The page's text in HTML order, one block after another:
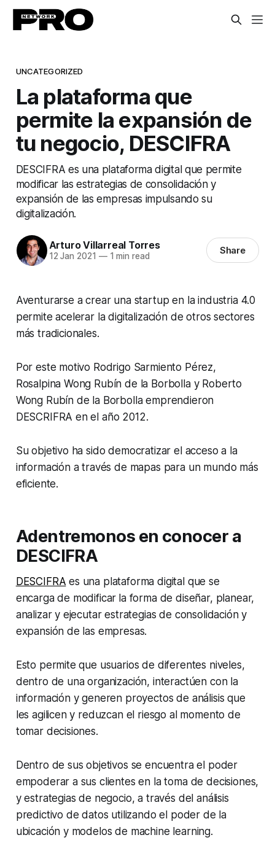
UNCATEGORIZED
La plataforma que
permite la expansión de
tu negocio, DESCIFRA
DESCIFRA es una plataforma digital que permite
modificar las estrategias de consolidación y
expansión de las empresas impulsando su
digitalización.
Arturo Villarreal Torres
12 Jan 2021 —1 min read Share
Aventurarse a crear una startup en la industria 4.0
permite acelerar la digitalización de otros sectores
más tradicionales.
Por este motivo Rodrigo Sarmiento Pérez,
Rosalpina Wong Rubín de la Borbolla y Roberto
Wong Rubín de la Borbolla emprendieron
DESCRIFRA en el año 2012.
Su objetivo ha sido democratizar el acceso a la
información a través de mapas para un mundo más
eficiente.
Adentremonos en conocer a
DESCIFRA
DESCIFRA es una plataforma digital que se
encarga de modificar la forma de diseñar, planear,
analizar y ejecutar estrategias de consolidación y
expansión de las empresas.
Esto permite que usuarios de diferentes niveles,
dentro de una organización, interactúen con la
información y generen proyectos de análisis que
les agilicen y reduzcan el riesgo al momento de
tomar decisiones.
Dentro de sus objetivos se encuentra el poder
empoderar a sus clientes en la toma de decisiones,
y estrategias de negocio, a través del análisis
predictivo de datos utilizando el poder de la
ubicación y modelos de machine learning.